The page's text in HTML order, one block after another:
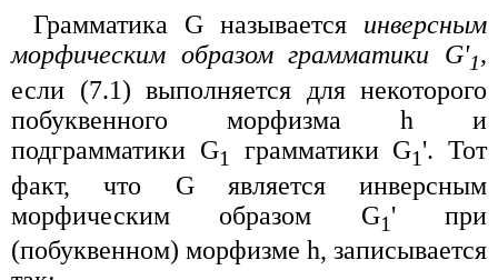
Грамматика G называется инверсным
морфическим образом грамматики G'1,
если (7.1) выполняется для некоторого
побуквенного морфизма h и
подграмматики G1 грамматики G1'. Тот
факт, что G является инверсным
морфическим образом G1' при
(побуквенном) морфизме h, записывается